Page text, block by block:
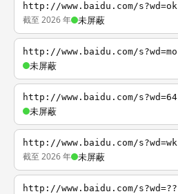
http://www.baidu.com/s?wd=ok
截至 2026 年 未屏蔽
http://www.baidu.com/s?wd=mo
未屏蔽
http://www.baidu.com/s?wd=64
未屏蔽
http://www.baidu.com/s?wd=wk
截至 2026 年 未屏蔽
http://www.baidu.com/s?wd=??